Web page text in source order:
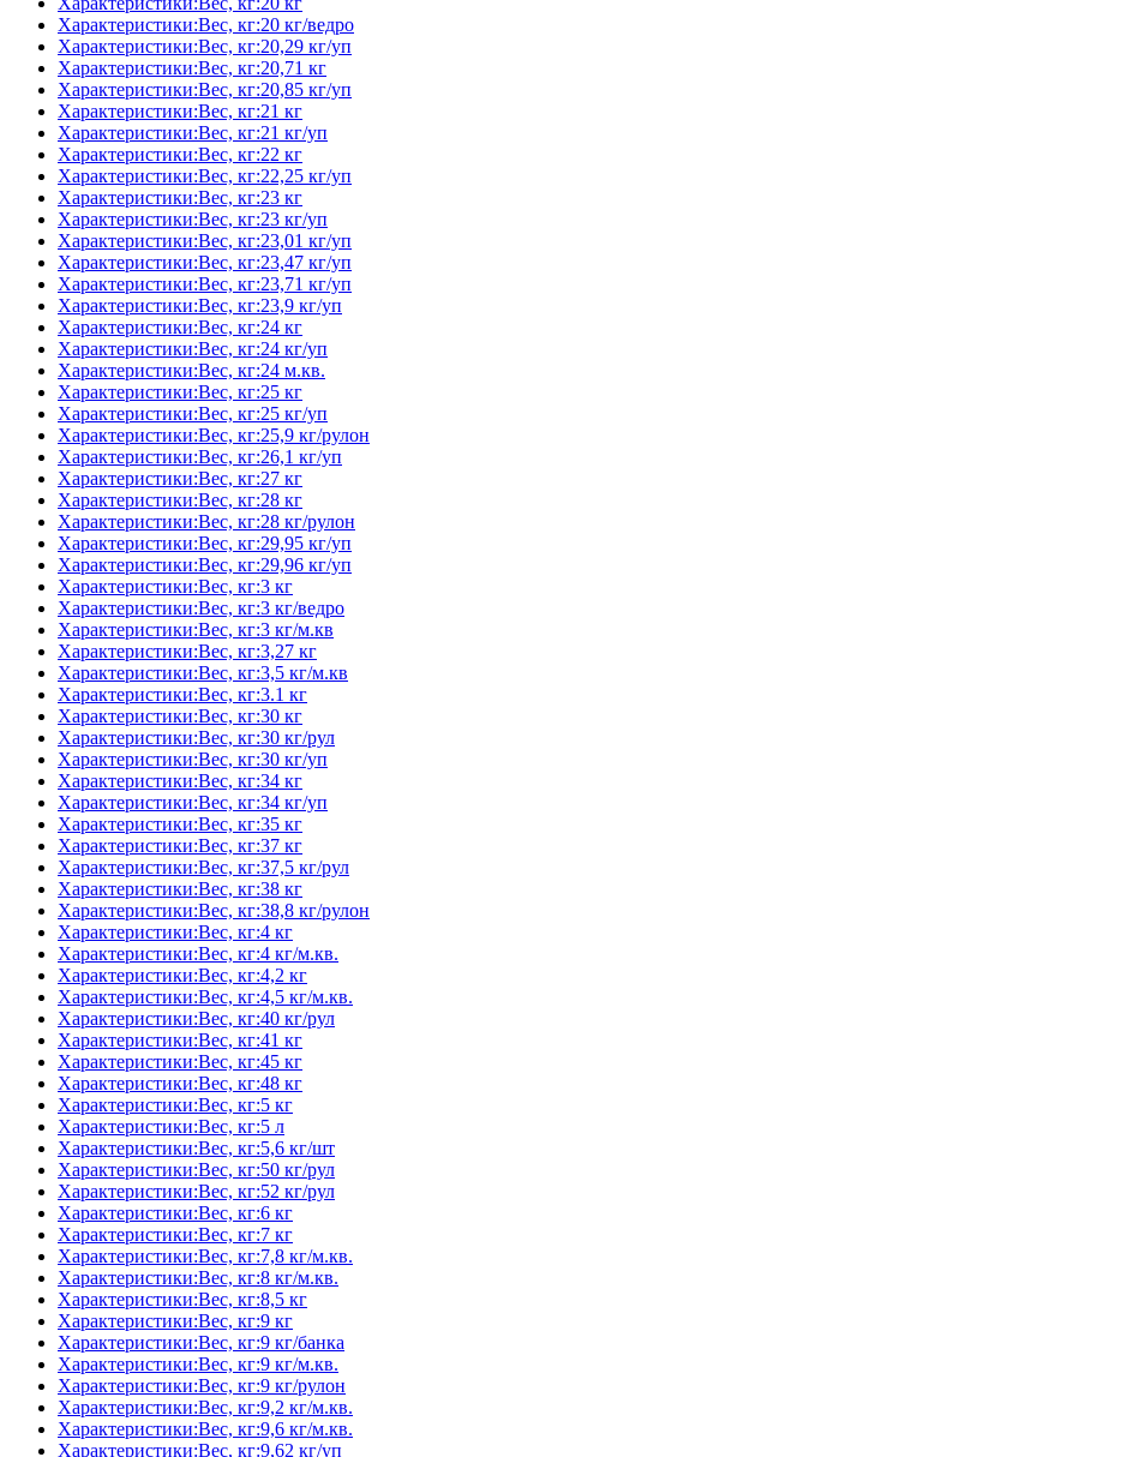
Характеристики:Вес, кг:20 кг/ведро
Характеристики:Вес, кг:20,29 кг/уп
Характеристики:Вес, кг:20,71 кг
Характеристики:Вес, кг:20,85 кг/уп
Характеристики:Вес, кг:21 кг
Характеристики:Вес, кг:21 кг/уп
Характеристики:Вес, кг:22 кг
Характеристики:Вес, кг:22,25 кг/уп
Характеристики:Вес, кг:23 кг
Характеристики:Вес, кг:23 кг/уп
Характеристики:Вес, кг:23,01 кг/уп
Характеристики:Вес, кг:23,47 кг/уп
Характеристики:Вес, кг:23,71 кг/уп
Характеристики:Вес, кг:23,9 кг/уп
Характеристики:Вес, кг:24 кг
Характеристики:Вес, кг:24 кг/уп
Характеристики:Вес, кг:24 м.кв.
Характеристики:Вес, кг:25 кг
Характеристики:Вес, кг:25 кг/уп
Характеристики:Вес, кг:25,9 кг/рулон
Характеристики:Вес, кг:26,1 кг/уп
Характеристики:Вес, кг:27 кг
Характеристики:Вес, кг:28 кг
Характеристики:Вес, кг:28 кг/рулон
Характеристики:Вес, кг:29,95 кг/уп
Характеристики:Вес, кг:29,96 кг/уп
Характеристики:Вес, кг:3 кг
Характеристики:Вес, кг:3 кг/ведро
Характеристики:Вес, кг:3 кг/м.кв
Характеристики:Вес, кг:3,27 кг
Характеристики:Вес, кг:3,5 кг/м.кв
Характеристики:Вес, кг:3.1 кг
Характеристики:Вес, кг:30 кг
Характеристики:Вес, кг:30 кг/рул
Характеристики:Вес, кг:30 кг/уп
Характеристики:Вес, кг:34 кг
Характеристики:Вес, кг:34 кг/уп
Характеристики:Вес, кг:35 кг
Характеристики:Вес, кг:37 кг
Характеристики:Вес, кг:37,5 кг/рул
Характеристики:Вес, кг:38 кг
Характеристики:Вес, кг:38,8 кг/рулон
Характеристики:Вес, кг:4 кг
Характеристики:Вес, кг:4 кг/м.кв.
Характеристики:Вес, кг:4,2 кг
Характеристики:Вес, кг:4,5 кг/м.кв.
Характеристики:Вес, кг:40 кг/рул
Характеристики:Вес, кг:41 кг
Характеристики:Вес, кг:45 кг
Характеристики:Вес, кг:48 кг
Характеристики:Вес, кг:5 кг
Характеристики:Вес, кг:5 л
Характеристики:Вес, кг:5,6 кг/шт
Характеристики:Вес, кг:50 кг/рул
Характеристики:Вес, кг:52 кг/рул
Характеристики:Вес, кг:6 кг
Характеристики:Вес, кг:7 кг
Характеристики:Вес, кг:7,8 кг/м.кв.
Характеристики:Вес, кг:8 кг/м.кв.
Характеристики:Вес, кг:8,5 кг
Характеристики:Вес, кг:9 кг
Характеристики:Вес, кг:9 кг/банка
Характеристики:Вес, кг:9 кг/м.кв.
Характеристики:Вес, кг:9 кг/рулон
Характеристики:Вес, кг:9,2 кг/м.кв.
Характеристики:Вес, кг:9,6 кг/м.кв.
Характеристики:Вес, кг:9,62 кг/уп